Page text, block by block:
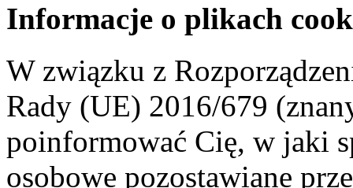
Informacje o plikach
W związku z
Rady (UE) 2016/679
poinformować Cię, w jaki
osobowe pozostawiane